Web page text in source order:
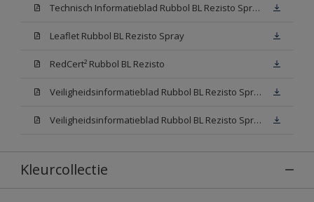
Technisch Informatieblad Rubbol BL Rezisto Spray (PDF)
Leaflet Rubbol BL Rezisto Spray
RedCert² Rubbol BL Rezisto
Veiligheidsinformatieblad Rubbol BL Rezisto Spray W05 (MSDS)
Veiligheidsinformatieblad Rubbol BL Rezisto Spray N00 (MSDS)
Kleurcollectie